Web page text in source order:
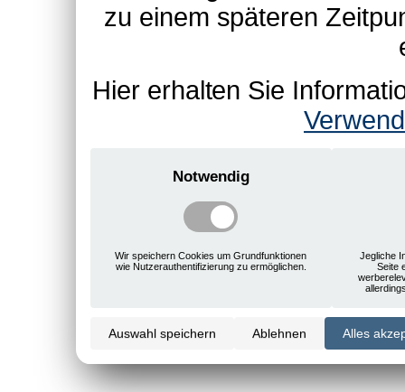
zu einem späteren
Hier erhalten Sie
Notwendig
Wir speichern Cookies um Grundfunktionen
wie Nutzerauthentifizierung zu ermöglichen.
Jegliche
Seite
Auswahl speichern Ablehnen Alles